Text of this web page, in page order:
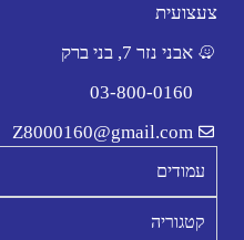
צעצועית
אבני נזר 7, בני ברק
03-800-0160
Z8000160@gmail.com
עמודים
קטגוריה